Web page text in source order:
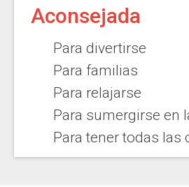
Aconsejada
Para divertirse
Para familias
Para relajarse
Para sumergirse en
Para tener todas las